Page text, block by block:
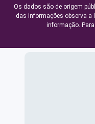
Os dados são de origem
das informações observa a
informação.